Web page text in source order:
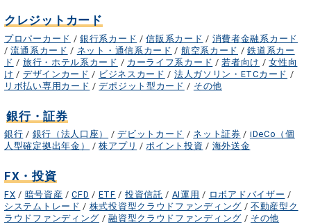
クレジットカード
プロパーカード /銀行系カード /信販系カード / 消費者金融系カード
/流通系カード / ネット・通信系カード / 航空系カード /鉄道系カー
ド / 旅行・ホテル系カード / カーライフ系カード /若者向け /女性向
け / デザインカード / ビジネスカード / 法人ガソリン・ETCカード /
リボ払い専用カード /デポジット型カード / その他
銀行・証券
銀行 / 銀行（法人口座） /デビットカード / ネット証券 / iDeCo（個
人型確定拠出年金）
/株アプリ /ポイント投資 / 海外送金
FX・投資
FX / 暗号資産 /CFD / ETF / 投資信託 / AI運用 / ロボアドバイザー /
システムトレード / 株式投資型クラウドファンディング /不動産型ク
ラウドファンディング /融資型クラウドファンディング / その他